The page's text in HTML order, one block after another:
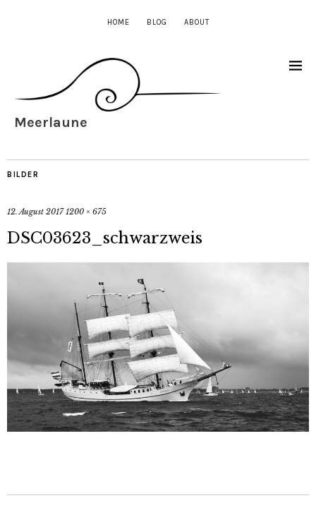
HOME BLOG ABOUT
Meerlaune
BILDER
12. August 2017 1200 × 675
DSC03623_schwarzweis